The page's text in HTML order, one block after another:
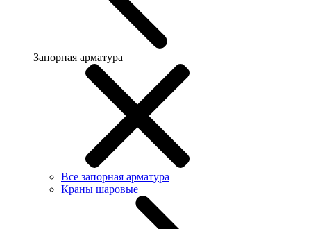
Запорная арматура
Все запорная арматура
Краны шаровые